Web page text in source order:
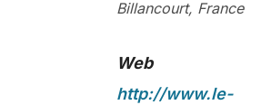
Billancourt, France
Web
http://www.le-